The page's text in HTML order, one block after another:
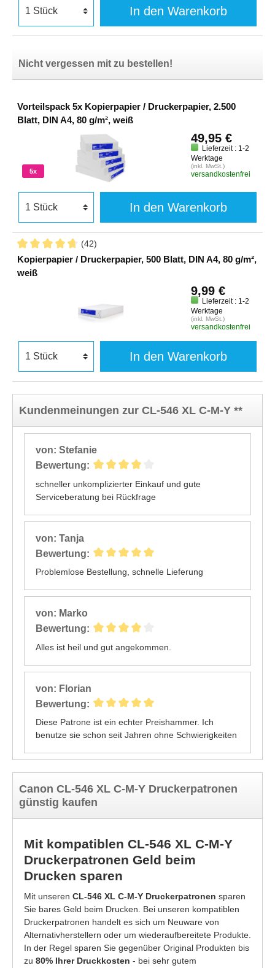
In den Warenkorb
Nicht vergessen mit zu bestellen!
Vorteilspack 5x Kopierpapier / Druckerpapier, 2.500
Blatt, DIN A4, 80 g/m², weiß
5x
49,95 €
Lieferzeit : 1-2
Werktage
(inkl. MwSt.)
versandkostenfrei
In den Warenkorb
(42)
Kopierpapier / Druckerpapier, 500 Blatt, DIN A4, 80 g/m²,
weiß
9,99 €
Lieferzeit : 1-2
Werktage
(inkl. MwSt.)
versandkostenfrei
In den Warenkorb
Kundenmeinungen zur CL-546 XL C-M-Y **
von: Stefanie
Bewertung:
schneller unkomplizierter Einkauf und gute
Serviceberatung bei Rückfrage
von: Tanja
Bewertung:
Problemlose Bestellung, schnelle Lieferung
von: Marko
Bewertung:
Alles ist heil und gut angekommen.
von: Florian
Bewertung:
Diese Patrone ist ein echter Preishammer. Ich
benutze sie schon seit Jahren ohne Schwierigkeiten
Canon CL-546 XL C-M-Y Druckerpatronen
günstig kaufen
Mit kompatiblen CL-546 XL C-M-Y
Druckerpatronen Geld beim
Drucken sparen
Mit unseren CL-546 XL C-M-Y Druckerpatronen sparen
Sie bares Geld beim Drucken. Bei unseren kompatiblen
Druckerpatronen handelt es sich um Neuware von
Alternativherstellern oder um wiederaufbereitete Produkte.
In der Regel sparen Sie gegenüber Original Produkten bis
zu 80% Ihrer Druckkosten - bei sehr gutem